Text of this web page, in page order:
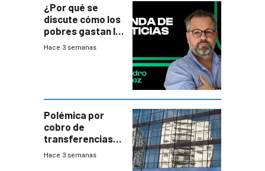
¿Por qué se
discute cómo los
pobres gastan la
plata?
Hace 3 semanas
Polémica por
cobro de
transferencias
del Mides en
Hace 3 semanas